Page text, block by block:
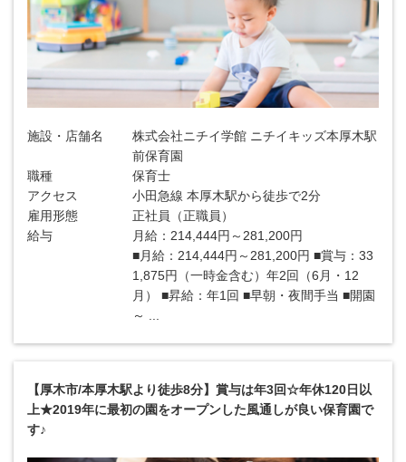
施設・店舗名
株式会社ニチイ学館 ニチイキッズ本厚木駅
前保育園
職種
保育士
アクセス
小田急線 本厚木駅から徒歩で2分
雇用形態
正社員（正職員）
給与
月給：214,444円～281,200円
■月給：214,444円～281,200円 ■賞与：33
1,875円（一時金含む）年2回（6月・12
月） ■昇給：年1回 ■早朝・夜間手当 ■開園
～ ...
【厚木市/本厚木駅より徒歩8分】賞与は年3回☆年休120日以
上★2019年に最初の園をオープンした風通しが良い保育園で
す♪